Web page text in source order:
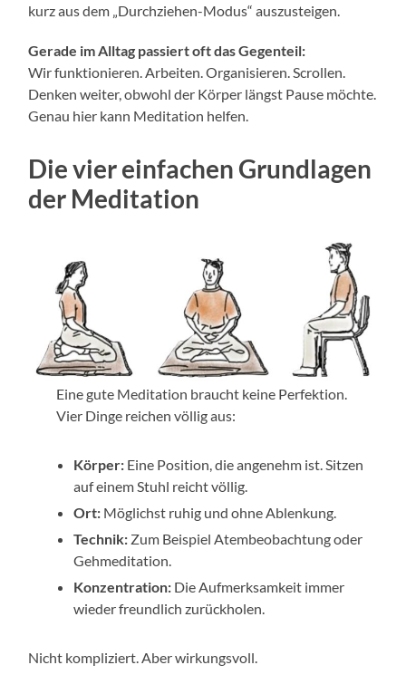
kurz aus dem „Durchziehen-Modus“ auszusteigen.
Gerade im Alltag passiert oft das Gegenteil:
Wir funktionieren. Arbeiten. Organisieren. Scrollen.
Denken weiter, obwohl der Körper längst Pause möchte.
Genau hier kann Meditation helfen.
Die vier einfachen Grundlagen
der Meditation
Eine gute Meditation braucht keine Perfektion.
Vier Dinge reichen völlig aus:
Körper: Eine Position, die angenehm ist. Sitzen
auf einem Stuhl reicht völlig.
Ort: Möglichst ruhig und ohne Ablenkung.
Technik: Zum Beispiel Atembeobachtung oder
Gehmeditation.
Konzentration: Die Aufmerksamkeit immer
wieder freundlich zurückholen.
Nicht kompliziert. Aber wirkungsvoll.